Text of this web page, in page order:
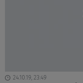
24.10.19, 23:49